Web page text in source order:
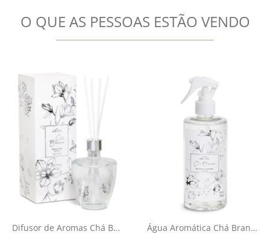
O QUE AS PESSOAS ESTÃO VENDO
Difusor de Aromas Chá Branco 350ml Água Aromática Chá Branco 500ml